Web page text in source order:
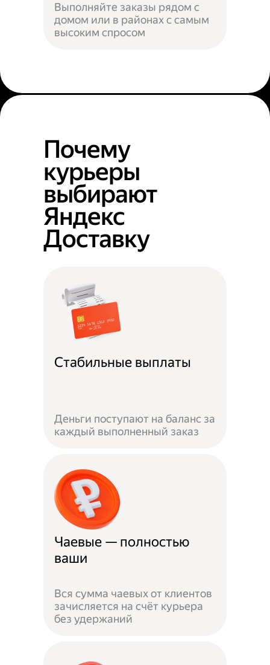
Выполняйте заказы рядом с
домом или в районах с самым
высоким спросом
Почему
курьеры
выбирают
Яндекс
Доставку
Стабильные выплаты
Деньги поступают на баланс за
каждый выполненный заказ
Чаевые — полностью
ваши
Вся сумма чаевых от клиентов
зачисляется на счёт курьера
без удержаний